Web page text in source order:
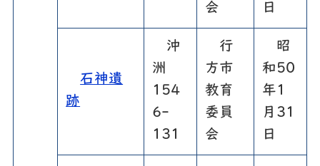
会
日
石神遺
跡
沖
洲
154
6-
131
行
方市
教育
委員
会
昭
和50
年1
月31
日